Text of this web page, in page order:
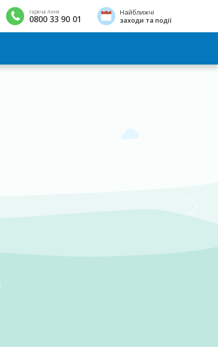
гаряча лінія
0800 33 90 01
Найближчі
заходи та події